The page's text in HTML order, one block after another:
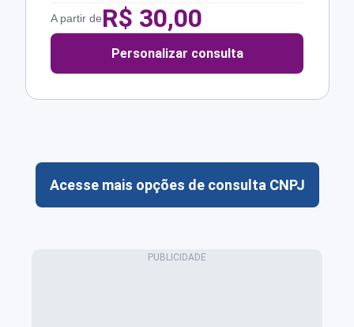
A partir deR$ 30,00
Personalizar consulta
Acesse mais opções de consulta CNPJ